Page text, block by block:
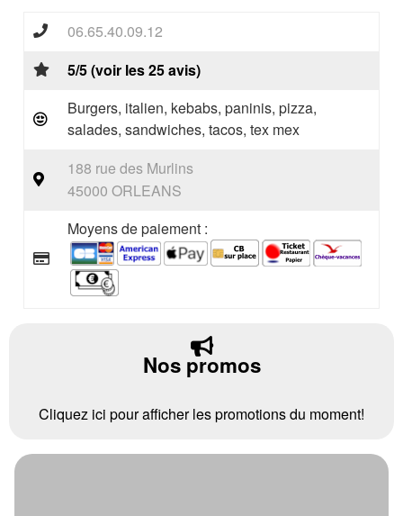
06.65.40.09.12
5/5 (voir les 25 avis)
Burgers, italien, kebabs, paninis, pizza,
salades, sandwiches, tacos, tex mex
188 rue des Murlins
45000 ORLEANS
Moyens de paiement :
Nos promos
Cliquez ici pour afficher les promotions du moment!